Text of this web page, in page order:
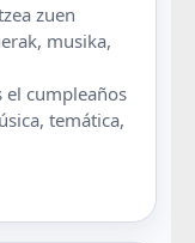
zuen
musika,
el cumpleaños
temática,